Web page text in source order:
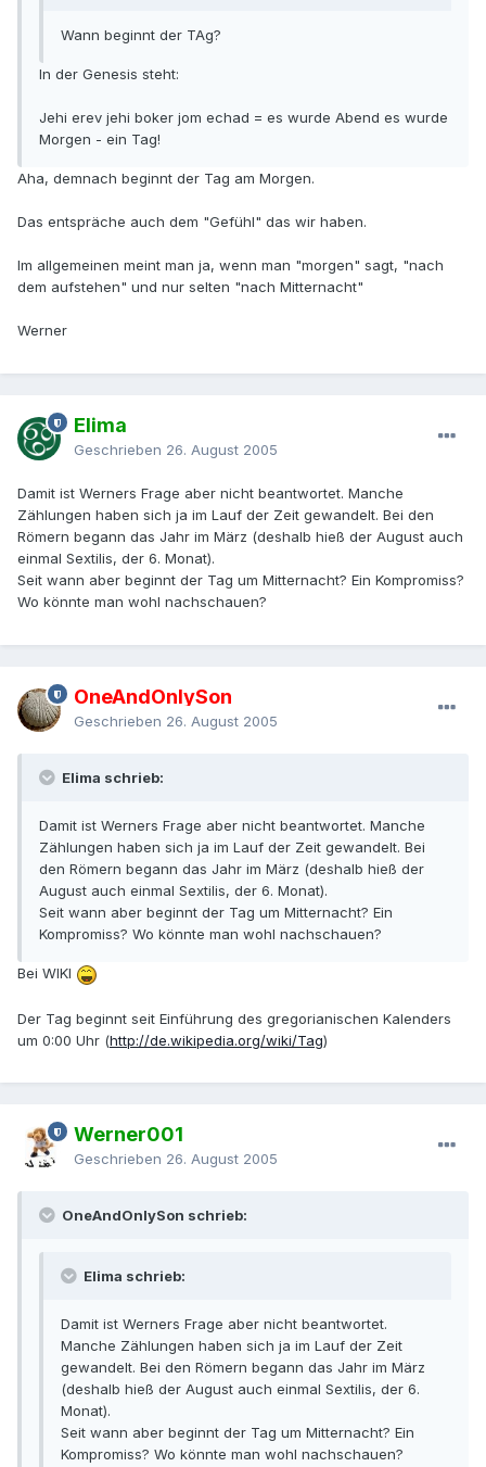
Wann beginnt der TAg?
In der Genesis steht:
Jehi erev jehi boker jom echad = es wurde Abend es wurde
Morgen - ein Tag!
Aha, demnach beginnt der Tag am Morgen.
Das entspräche auch dem "Gefühl" das wir haben.
Im allgemeinen meint man ja, wenn man "morgen" sagt, "nach
dem aufstehen" und nur selten "nach Mitternacht"
Werner
Elima
Geschrieben 26. August 2005
Damit ist Werners Frage aber nicht beantwortet. Manche
Zählungen haben sich ja im Lauf der Zeit gewandelt. Bei den
Römern begann das Jahr im März (deshalb hieß der August auch
einmal Sextilis, der 6. Monat).
Seit wann aber beginnt der Tag um Mitternacht? Ein Kompromiss?
Wo könnte man wohl nachschauen?
OneAndOnlySon
Geschrieben 26. August 2005
Elima schrieb:
Damit ist Werners Frage aber nicht beantwortet. Manche
Zählungen haben sich ja im Lauf der Zeit gewandelt. Bei
den Römern begann das Jahr im März (deshalb hieß der
August auch einmal Sextilis, der 6. Monat).
Seit wann aber beginnt der Tag um Mitternacht? Ein
Kompromiss? Wo könnte man wohl nachschauen?
Bei WIKI
Der Tag beginnt seit Einführung des gregorianischen Kalenders
um 0:00 Uhr (http://de.wikipedia.org/wiki/Tag)
Werner001
Geschrieben 26. August 2005
OneAndOnlySon schrieb:
Elima schrieb:
Damit ist Werners Frage aber nicht beantwortet.
Manche Zählungen haben sich ja im Lauf der Zeit
gewandelt. Bei den Römern begann das Jahr im März
(deshalb hieß der August auch einmal Sextilis, der 6.
Monat).
Seit wann aber beginnt der Tag um Mitternacht? Ein
Kompromiss? Wo könnte man wohl nachschauen?